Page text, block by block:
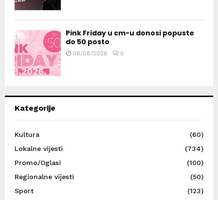
Pink Friday u cm-u donosi popuste
do 50 posto
06/08/2026 0
Kategorije
Kultura
(60)
Lokalne vijesti
(734)
Promo/Oglasi
(100)
Regionalne vijesti
(50)
Sport
(123)